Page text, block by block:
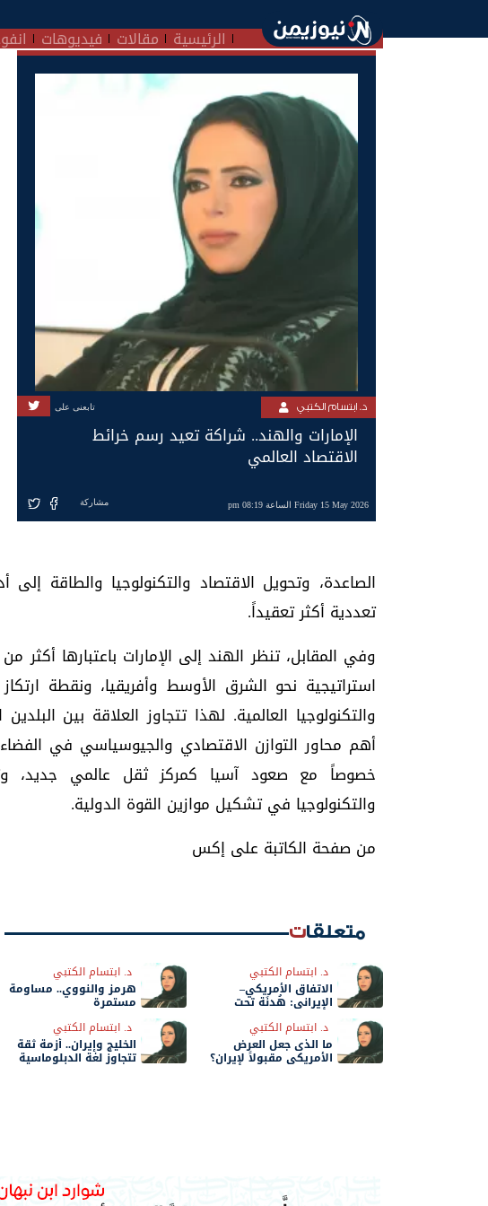
الرئيسية مقالات فيديوهات
د. ابتسام الكتبي تابعنى على
الإمارات والهند.. شراكة تعيد رسم خرائط
الاقتصاد العالمي
Friday 15 May 2026 الساعة 08:19 pm مشاركة
الصاعدة، وتحويل الاقتصاد والتكنولوجيا والطاقة
تعددية أكثر تعقيداً.
وفي المقابل، تنظر الهند إلى الإمارات باعتبارها
استراتيجية نحو الشرق الأوسط وأفريقيا، ونقطة
والتكنولوجيا العالمية. لهذا تتجاوز العلاقة بين
أهم محاور التوازن الاقتصادي والجيوسياسي في
خصوصاً مع صعود آسيا كمركز ثقل عالمي جديد،
والتكنولوجيا في تشكيل موازين القوة الدولية.
من صفحة الكاتبة على إكس
متعلقات
د. ابتسام الكتبي
الاتفاق الأمريكي–
الإيراني: هُدنَة تحت
الاختبار
د. ابتسام الكتبي
هرمز والنووي.. مساومة
مستمرة
د. ابتسام الكتبي
ما الذى جعل العرض
الأمريكي مقبولاً لإيران؟
د. ابتسام الكتبي
الخليج وإيران.. أزمة ثقة
تتجاوز لغة الدبلوماسية